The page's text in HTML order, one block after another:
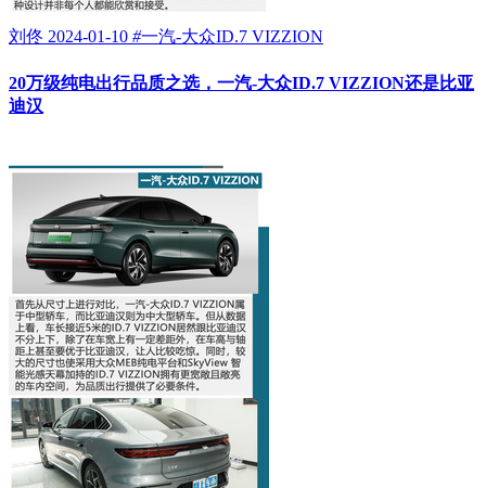
刘佟 2024-01-10 #一汽-大众ID.7 VIZZION
20万级纯电出行品质之选，一汽-大众ID.7 VIZZION还是比亚
迪汉